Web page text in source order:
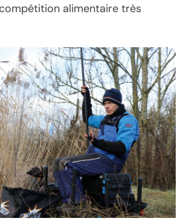
alimentaire très